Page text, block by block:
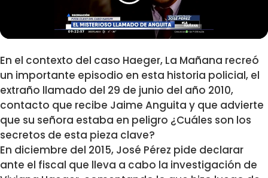
En el contexto del caso Haeger, La Mañana recreó
un importante episodio en esta historia policial, el
extraño llamado del 29 de junio del año 2010,
contacto que recibe Jaime Anguita y que advierte
que su señora estaba en peligro ¿Cuáles son los
secretos de esta pieza clave?
En diciembre del 2015, José Pérez pide declarar
ante el fiscal que lleva a cabo la investigación de